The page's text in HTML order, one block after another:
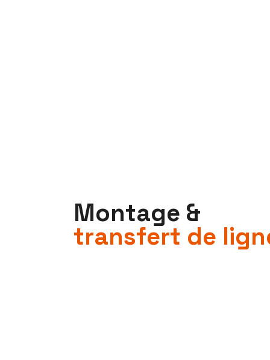
Montage &
transfert de lign